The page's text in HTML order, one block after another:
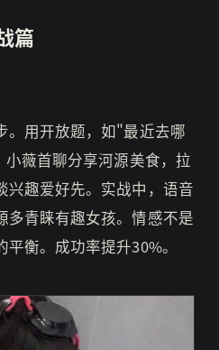
篇
。用开放题，如"最近去哪
薇首聊分享河源美食，拉
兴趣爱好先。实战中，语音
多青睐有趣女孩。情感不是
衡。成功率提升30%。